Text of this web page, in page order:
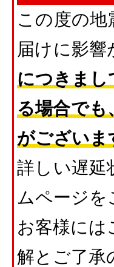
この度の
届けに影響
につきまし
る場合で
がございま
詳しい遅延
ムページを
お客様には
解とご了承